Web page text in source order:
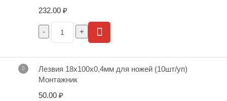
232.00 ₽
Лезвия 18х100х0,4мм для ножей (10шт/уп)
Монтажник
50.00 ₽